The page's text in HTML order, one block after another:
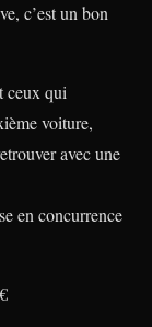
c’est un bon
ceux qui
voiture,
avec une
en concurrence